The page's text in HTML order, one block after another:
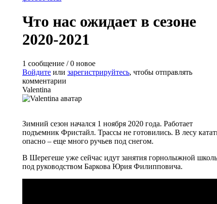
Что нас ожидает в сезоне
2020-2021
1 сообщение / 0 новое
Войдите или зарегистрируйтесь, чтобы отправлять
комментарии
Valentina
Зимний сезон начался 1 ноября 2020 года. Работает
подъемник Фристайл. Трассы не готовились. В лесу
опасно – еще много ручьев под снегом.
В Шерегеше уже сейчас идут занятия горнолыжной
под руководством Баркова Юрия Филипповича.